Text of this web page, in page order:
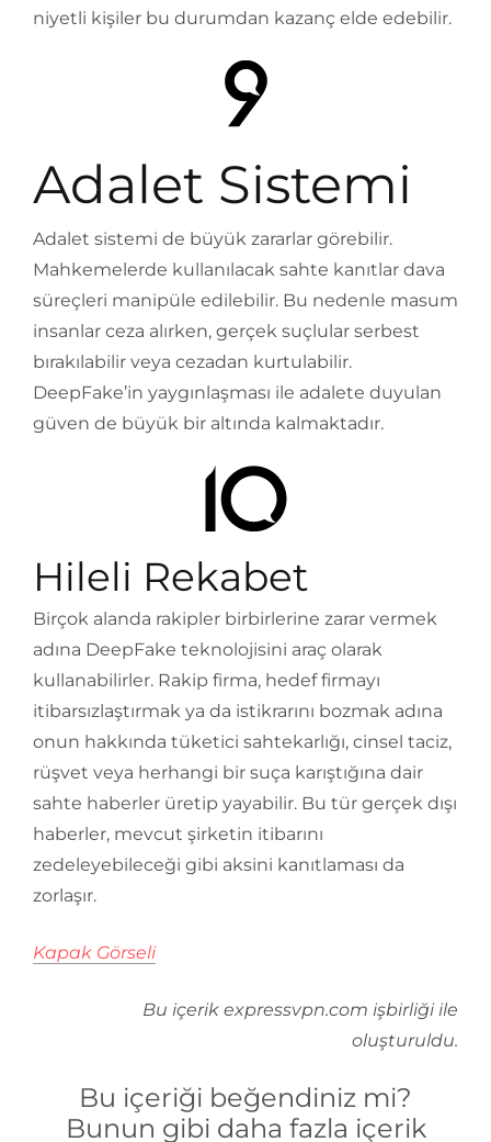
niyetli kişiler bu durumdan kazanç elde edebilir.
Adalet Sistemi
Adalet sistemi de büyük zararlar görebilir.
Mahkemelerde kullanılacak sahte kanıtlar dava
süreçleri manipüle edilebilir. Bu nedenle masum
insanlar ceza alırken, gerçek suçlular serbest
bırakılabilir veya cezadan kurtulabilir.
DeepFake’in yaygınlaşması ile adalete duyulan
güven de büyük bir altında kalmaktadır.
Hileli Rekabet
Birçok alanda rakipler birbirlerine zarar vermek
adına DeepFake teknolojisini araç olarak
kullanabilirler. Rakip firma, hedef firmayı
itibarsızlaştırmak ya da istikrarını bozmak adına
onun hakkında tüketici sahtekarlığı, cinsel taciz,
rüşvet veya herhangi bir suça karıştığına dair
sahte haberler üretip yayabilir. Bu tür gerçek dışı
haberler, mevcut şirketin itibarını
zedeleyebileceği gibi aksini kanıtlaması da
zorlaşır.
Kapak Görseli
Bu içerik expressvpn.com işbirliği ile
oluşturuldu.
Bu içeriği beğendiniz mi?
Bunun gibi daha fazla içerik